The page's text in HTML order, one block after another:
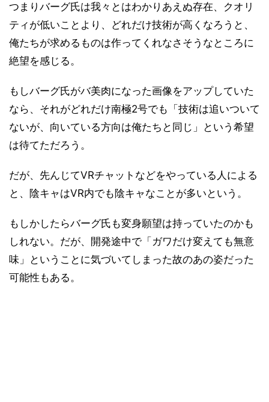
つまりバーグ氏は我々とはわかりあえぬ存在、クオリ
ティが低いことより、どれだけ技術が高くなろうと、
俺たちが求めるものは作ってくれなさそうなところに
絶望を感じる。
もしバーグ氏がバ美肉になった画像をアップしていた
なら、それがどれだけ南極2号でも「技術は追いついて
ないが、向いている方向は俺たちと同じ」という希望
は待てただろう。
だが、先んじてVRチャットなどをやっている人による
と、陰キャはVR内でも陰キャなことが多いという。
もしかしたらバーグ氏も変身願望は持っていたのかも
しれない。だが、開発途中で「ガワだけ変えても無意
味」ということに気づいてしまった故のあの姿だった
可能性もある。